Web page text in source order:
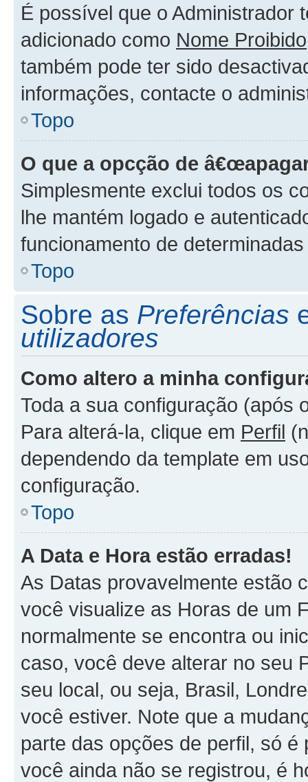
É possível que o Administrador
adicionado como Nome Proibido
também pode ter sido
informações, contacte o
Topo
O que a opcção de
Simplesmente exclui todos os
lhe mantém logado e
funcionamento de
Topo
Sobre as Preferências
utilizadores
Como altero a minha
Toda a sua configuração (após
Para alterá-la, clique em Perfil
dependendo da template em
configuração.
Topo
A Data e Hora estão erradas!
As Datas provavelmente estão
você visualize as Horas de um
normalmente se encontra ou
caso, você deve alterar no seu
seu local, ou seja, Brasil,
você estiver. Note que a
parte das opções de perfil, só
você ainda não se registrou, é